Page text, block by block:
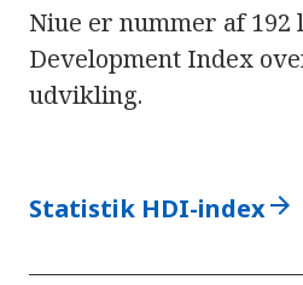
Niue er nummer af 192
Development Index
udvikling.
Statistik HDI-indexarrow_forward